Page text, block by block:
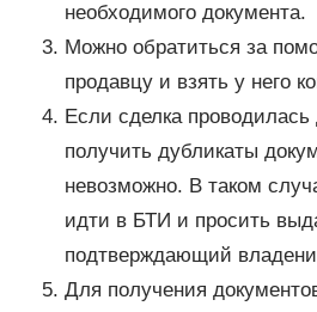
необходимого документа.
Можно обратиться за
продавцу и взять у него
Если сделка проводилась
получить дубликаты
невозможно. В таком
идти в БТИ и просить
подтверждающий
Для получения